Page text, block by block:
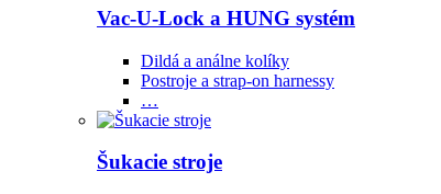
Vac-U-Lock a HUNG systém
Dildá a análne kolíky
Postroje a strap-on harnessy
…
Šukacie stroje